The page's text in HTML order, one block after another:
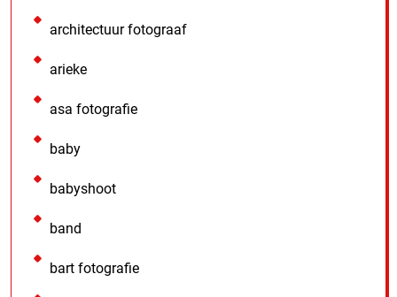
architectuur fotograaf
arieke
asa fotografie
baby
babyshoot
band
bart fotografie